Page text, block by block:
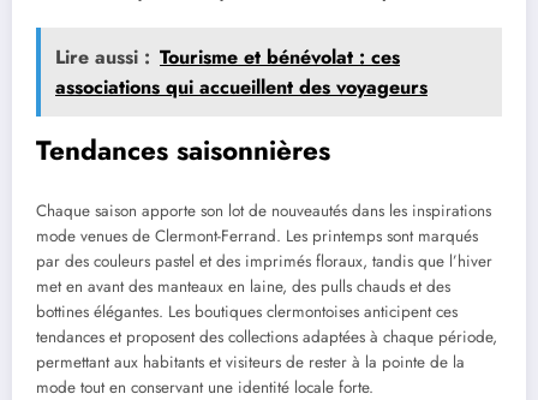
Lire aussi : Tourisme et bénévolat : ces
associations qui accueillent des voyageurs
Tendances saisonnières
Chaque saison apporte son lot de nouveautés dans les inspirations
mode venues de Clermont-Ferrand. Les printemps sont marqués
par des couleurs pastel et des imprimés floraux, tandis que l’hiver
met en avant des manteaux en laine, des pulls chauds et des
bottines élégantes. Les boutiques clermontoises anticipent ces
tendances et proposent des collections adaptées à chaque période,
permettant aux habitants et visiteurs de rester à la pointe de la
mode tout en conservant une identité locale forte.